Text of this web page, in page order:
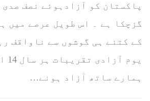
پاکستان کو آزادہوئے نصف صدی
گزچکا ہے ۔ اس طویل عرصے میں
کے کتنے ہی گوشوں سے ناواقف
ہمارے ساتھ آزاد ہونے…